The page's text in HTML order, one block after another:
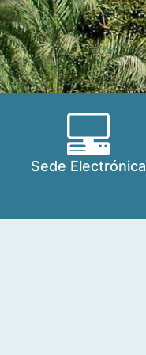
Sede Electrónica